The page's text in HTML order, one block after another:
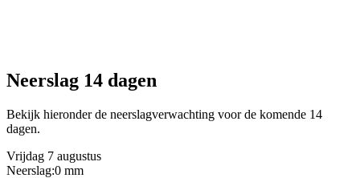
Neerslag 14 dagen
Bekijk hieronder de neerslagverwachting voor de komende 14
dagen.
Vrijdag 7 augustus
Neerslag:0 mm